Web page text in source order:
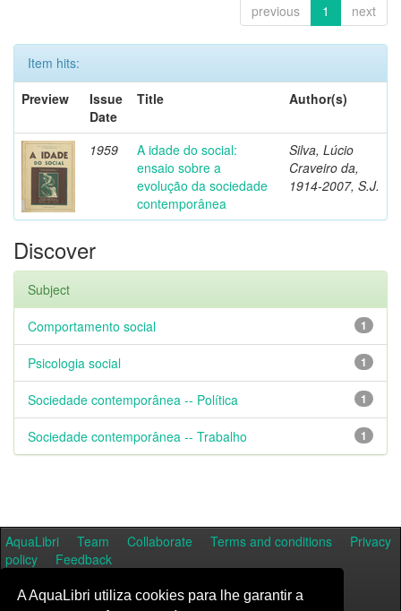
A AquaLibri utiliza cookies para lhe garantir a
previous 1 next
Item hits:
Preview
Issue
Date
Title Author(s)
1959
A idade do social:
ensaio sobre a
evolução da sociedade
contemporânea
Silva, Lúcio
Craveiro da,
1914-2007, S.J.
Discover
Subject
1
Comportamento social
1
Psicologia social
1
Sociedade contemporânea -- Política
1
Sociedade contemporânea -- Trabalho
AquaLibri Team Collaborate Terms and conditions
Privacy
policy
Feedback